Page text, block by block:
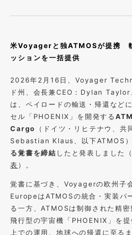
米Voyagerと独ATMOSが提携
ッションを一括提供
2026年2月16日、Voyager
ド州、会長兼CEO：Dylan Taylor
は、ペイロードの輸送・帰還など
セル「PHOENIX」を開発する
Cargo
（ドイツ・リヒテナウ、共
Sebastian Klaus、以下ATMOS）
る覚書を締結 したと発表しました
表 ）。
覚書に基づき、Voyagerの欧州子
EuropeはATMOSの統合・実装パ
る一方、ATMOSは制御された精
飛行型の宇宙機「PHOENIX」を
上での運用、地球への帰還に至る